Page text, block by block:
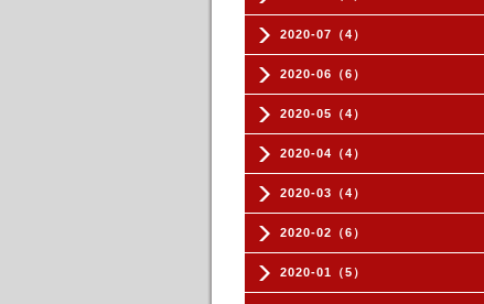
2020-07（4）
2020-06（6）
2020-05（4）
2020-04（4）
2020-03（4）
2020-02（6）
2020-01（5）